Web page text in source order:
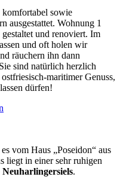
sowie
ausgestattet. Wohnung 1
und renoviert. Im
und oft holen wir
räuchern ihn dann
sind natürlich herzlich
maritimer Genuss,
dürfen!
vom Haus „Poseidon“ aus
liegt in einer sehr ruhigen
Neuharlingersiels.